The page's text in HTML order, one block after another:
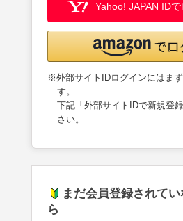
Yahoo! JAPAN ID
※外部サイトIDログインにはま
す。
下記「外部サイトIDで新規登
さい。
まだ会員登録されて
ら